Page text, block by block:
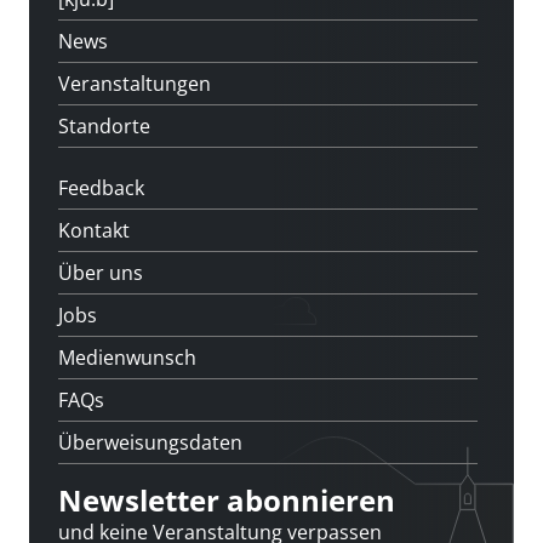
News
Veranstaltungen
Standorte
Feedback
Kontakt
Über uns
Jobs
Medienwunsch
FAQs
Überweisungsdaten
Newsletter abonnieren
und keine Veranstaltung verpassen